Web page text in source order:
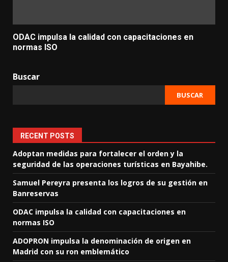
ODAC impulsa la calidad con capacitaciones en
normas ISO
Buscar
BUSCAR
RECENT POSTS
Adoptan medidas para fortalecer el orden y la
seguridad de las operaciones turísticas en Bayahibe.
Samuel Pereyra presenta los logros de su gestión en
Banreservas
ODAC impulsa la calidad con capacitaciones en
normas ISO
ADOPRON impulsa la denominación de origen en
Madrid con su ron emblemático